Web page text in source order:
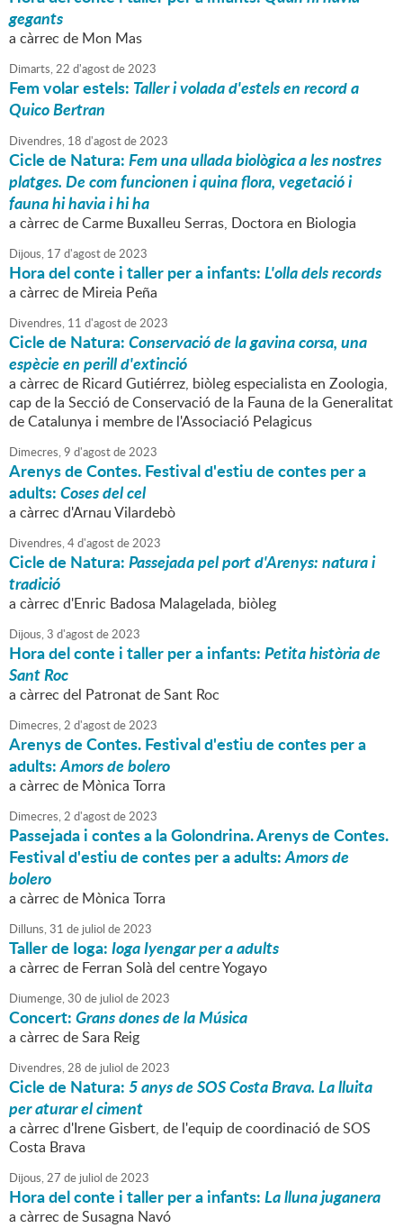
gegants
a càrrec de Mon Mas
Dimarts,22 d'agostde2023
Fem volar estels: Taller i volada d'estels en record a
Quico Bertran
Divendres, 18 d'agostde2023
Cicle de Natura:Fem una ullada biològica a les nostres
platges. De com funcionen i quina flora, vegetació i
fauna hi havia i hi ha
a càrrec de Carme Buxalleu Serras, Doctora en Biologia
Dijous, 17 d'agostde2023
Hora del conte i taller per a infants:L'olla dels records
a càrrec de Mireia Peña
Divendres, 11 d'agostde2023
Cicle de Natura:Conservació de la gavina corsa, una
espècie en perill d'extinció
a càrrec de Ricard Gutiérrez, biòleg especialista en Zoologia,
cap de la Secció de Conservació de la Fauna de la Generalitat
de Catalunya i membre de l'Associació Pelagicus
Dimecres,9 d'agostde2023
Arenys de Contes. Festival d'estiu de contes per a
adults:Coses del cel
a càrrec d'Arnau Vilardebò
Divendres,4d'agostde2023
Cicle de Natura:Passejada pel port d'Arenys: natura i
tradició
a càrrec d'Enric Badosa Malagelada, biòleg
Dijous,3 d'agostde2023
Hora del conte i taller per a infants:Petita història de
Sant Roc
a càrrec del Patronat de Sant Roc
Dimecres,2 d'agostde2023
Arenys de Contes. Festival d'estiu de contes per a
adults:Amors de bolero
a càrrec de Mònica Torra
Dimecres,2 d'agostde2023
Passejada i contes a la Golondrina. Arenys de Contes.
Festival d'estiu de contes per a adults:Amors de
bolero
a càrrec de Mònica Torra
Dilluns,31 de juliol de2023
Taller de Ioga:Ioga Iyengar per a adults
a càrrec de Ferran Solà del centre Yogayo
Diumenge,30 de juliol de2023
Concert:Grans dones de la Música
a càrrec de Sara Reig
Divendres,28 de juliol de2023
Cicle de Natura:5 anys de SOS Costa Brava. La lluita
per aturar el ciment
a càrrec d'Irene Gisbert, de l'equip de coordinació de SOS
Costa Brava
Dijous,27 de juliol de2023
Hora del conte i taller per a infants:La lluna juganera
a càrrec de Susagna Navó